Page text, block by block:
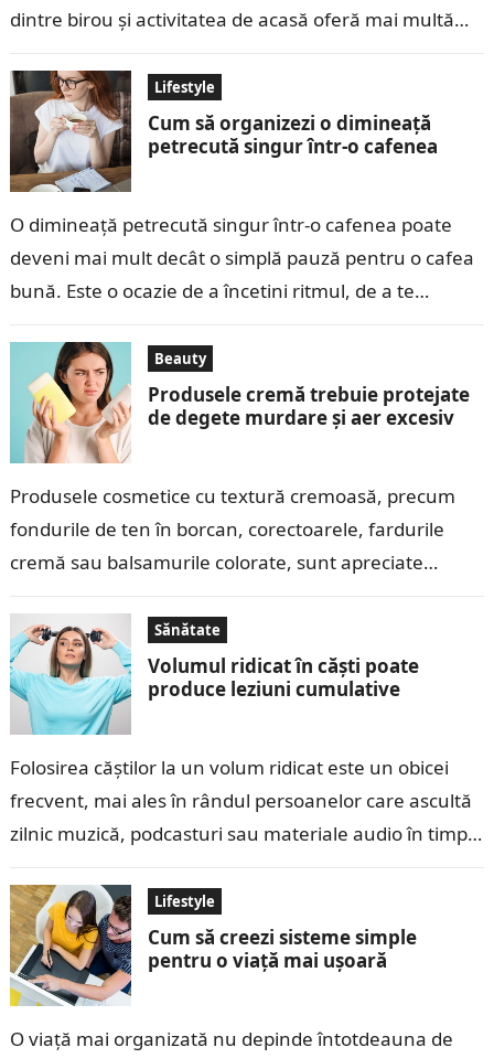
dintre birou și activitatea de acasă oferă mai multă
Lifestyle
Cum să organizezi o dimineață
petrecută singur într-o cafenea
O dimineață petrecută singur într-o cafenea poate
deveni mai mult decât o simplă pauză pentru o cafea
bună. Este o ocazie de a încetini ritmul, de a te…
Beauty
Produsele cremă trebuie protejate
de degete murdare și aer excesiv
Produsele cosmetice cu textură cremoasă, precum
fondurile de ten în borcan, corectoarele, fardurile
cremă sau balsamurile colorate, sunt apreciate
Sănătate
Volumul ridicat în căști poate
produce leziuni cumulative
Folosirea căștilor la un volum ridicat este un obicei
frecvent, mai ales în rândul persoanelor care ascultă
zilnic muzică, podcasturi sau materiale audio în timpul
Lifestyle
Cum să creezi sisteme simple
pentru o viață mai ușoară
O viață mai organizată nu depinde întotdeauna de